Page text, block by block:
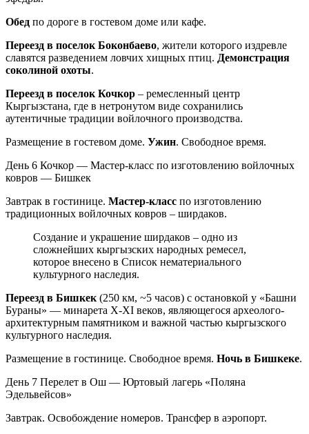
Обед по дороге в гостевом доме или кафе.
Переезд в поселок Боконбаево, жители которого издревле
славятся разведением ловчих хищных птиц. Демонстрация
соколиной охоты.
Переезд в поселок Кочкор – ремесленный центр
Кыргызстана, где в нетронутом виде сохранились
аутентичные традиции войлочного производства.
Размещение в гостевом доме. Ужин. Свободное время.
День 6 Кочкор — Мастер-класс по изготовлению войлочных
ковров — Бишкек
Завтрак в гостинице. Мастер-класс по изготовлению
традиционных войлочных ковров – ширдаков.
Создание и украшение ширдаков – одно из
сложнейших кыргызских народных ремесел,
которое внесено в Список нематериального
культурного наследия.
Переезд в Бишкек (250 км, ~5 часов) с остановкой у «Башни
Бураны» — минарета X-XI веков, являющегося археолого-
архитектурным памятником и важной частью кыргызского
культурного наследия.
Размещение в гостинице. Свободное время. Ночь в Бишкеке.
День 7 Перелет в Ош — Юртовый лагерь «Поляна
Эдельвейсов»
Завтрак. Освобождение номеров. Трансфер в аэропорт.